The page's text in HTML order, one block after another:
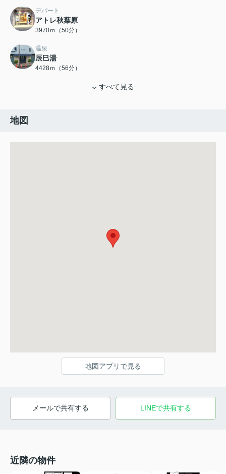
デパート
アトレ秋葉原
3970ｍ（50分）
温泉
辰巳湯
4428ｍ（56分）
すべて見る
地図
地図アプリで見る
メールで共有する LINEで共有する
近隣の物件